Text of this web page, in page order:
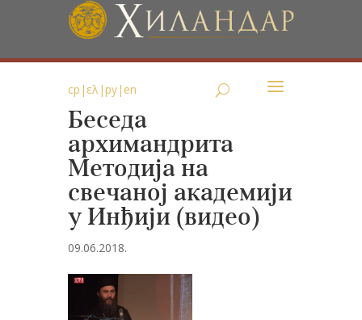
ср | ελ|ру| en
Беседа
архимандрита
Методија на
свечаној академији
у Инђији (видео)
09.06.2018.